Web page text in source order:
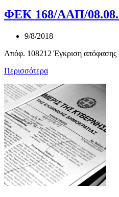
ΦΕΚ 168/ΑΑΠ/
9/8/2018
Απόφ. 108212 Έγκριση απόφασης
Περισσότερα